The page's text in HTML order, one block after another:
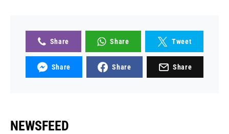
Share Share Tweet
Share Share Share
NEWSFEED